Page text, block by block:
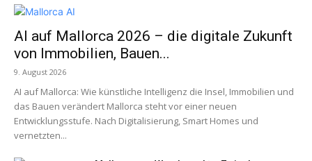
AI auf Mallorca 2026 – die digitale Zukunft
von Immobilien, Bauen...
9. August 2026
AI auf Mallorca: Wie künstliche Intelligenz die Insel, Immobilien und
das Bauen verändert Mallorca steht vor einer neuen
Entwicklungsstufe. Nach Digitalisierung, Smart Homes und
vernetzten...